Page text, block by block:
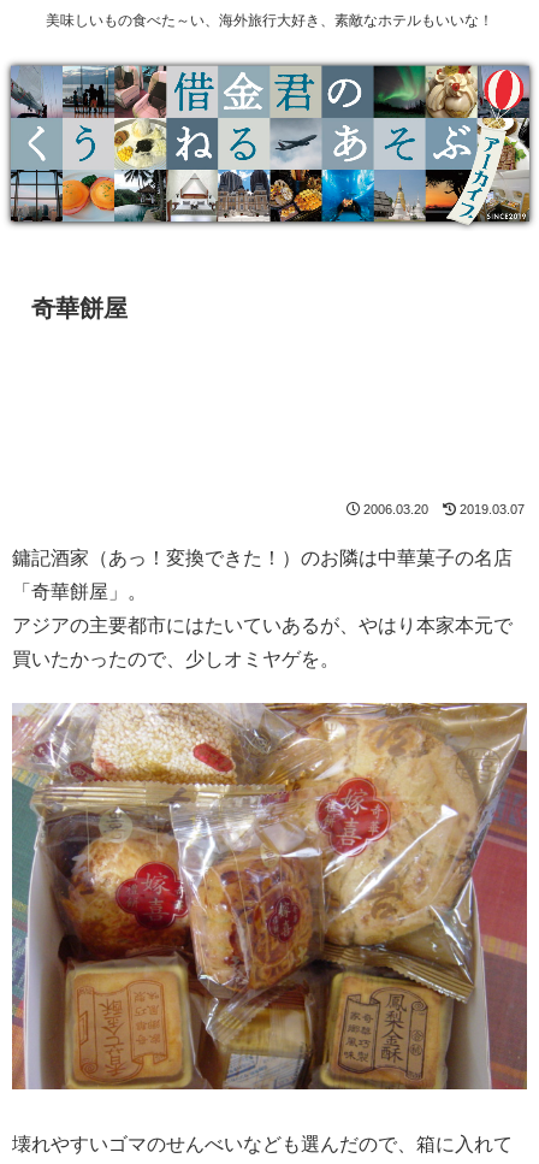
美味しいもの食べた～い、海外旅行大好き、素敵なホテルもいいな！
奇華餅屋
2006.03.20 2019.03.07
鏞記酒家（あっ！変換できた！）のお隣は中華菓子の名店
「奇華餅屋」。
アジアの主要都市にはたいていあるが、やはり本家本元で
買いたかったので、少しオミヤゲを。
壊れやすいゴマのせんべいなども選んだので、箱に入れて